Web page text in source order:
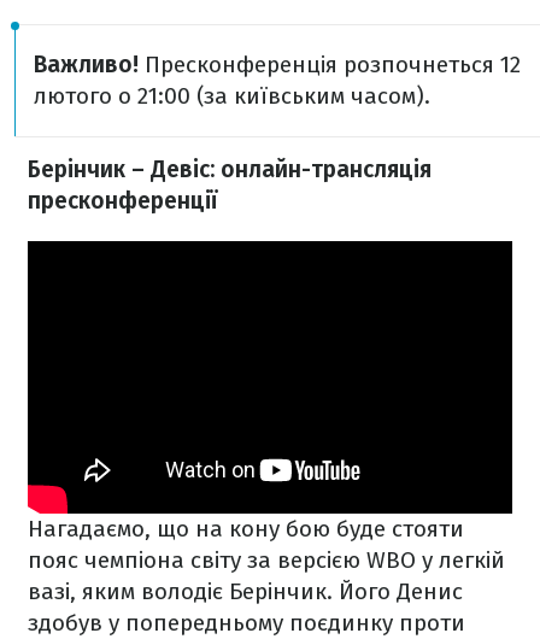
Важливо! Пресконференція розпочнеться 12
лютого о 21:00 (за київським часом).
Берінчик – Девіс: онлайн-трансляція
пресконференції
Нагадаємо, що на кону бою буде стояти
пояс чемпіона світу за версією WBO у легкій
вазі, яким володіє Берінчик. Його Денис
здобув у попередньому поєдинку проти